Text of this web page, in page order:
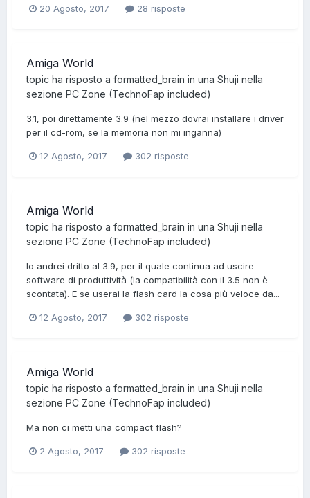
20 Agosto, 2017 28 risposte
Amiga World
topic ha risposto a formatted_brain in una Shuji nella
sezione PC Zone (TechnoFap included)
3.1, poi direttamente 3.9 (nel mezzo dovrai installare i driver
per il cd-rom, se la memoria non mi inganna)
12 Agosto, 2017 302 risposte
Amiga World
topic ha risposto a formatted_brain in una Shuji nella
sezione PC Zone (TechnoFap included)
Io andrei dritto al 3.9, per il quale continua ad uscire
software di produttività (la compatibilità con il 3.5 non è
scontata). E se userai la flash card la cosa più veloce da...
12 Agosto, 2017 302 risposte
Amiga World
topic ha risposto a formatted_brain in una Shuji nella
sezione PC Zone (TechnoFap included)
Ma non ci metti una compact flash?
2 Agosto, 2017 302 risposte